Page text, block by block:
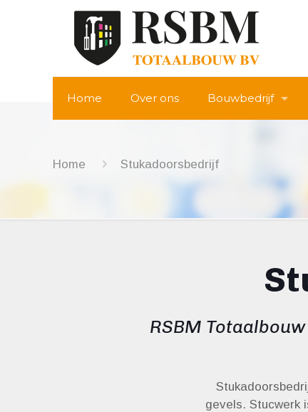
Home Over ons Bouwbedrijf
Home Stukadoorsbedrijf
RSBM
gevels. Stucwerk